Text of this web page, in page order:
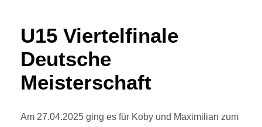
U15 Viertelfinale
Deutsche
Meisterschaft
Am 27.04.2025 ging es für Koby und Maximilian zum